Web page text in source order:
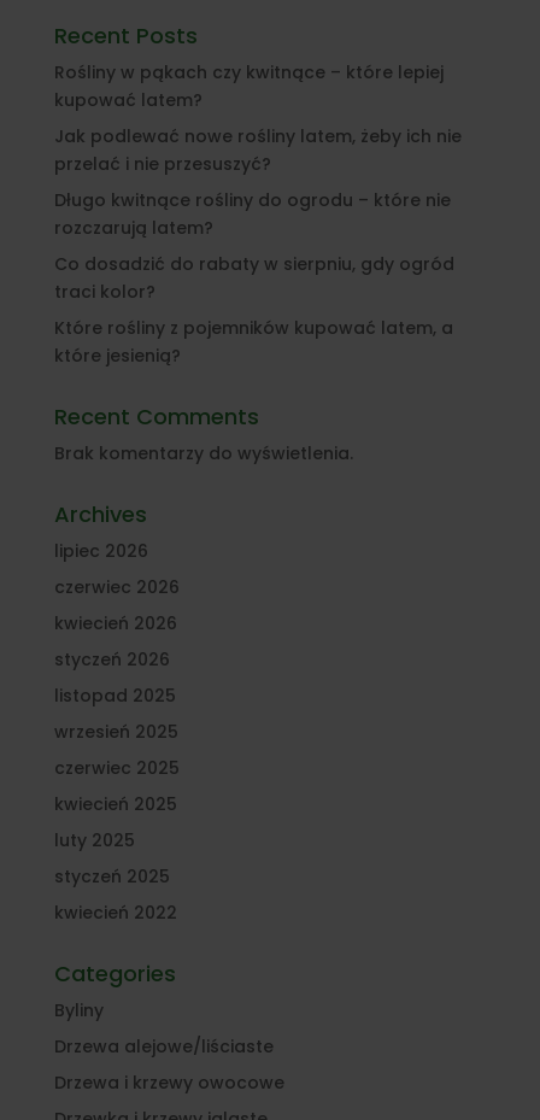
Recent Posts
Rośliny w pąkach czy kwitnące – które lepiej
kupować latem?
Jak podlewać nowe rośliny latem, żeby ich nie
przelać i nie przesuszyć?
Długo kwitnące rośliny do ogrodu – które nie
rozczarują latem?
Co dosadzić do rabaty w sierpniu, gdy ogród
traci kolor?
Które rośliny z pojemników kupować latem, a
które jesienią?
Recent Comments
Brak komentarzy do wyświetlenia.
Archives
lipiec 2026
czerwiec 2026
kwiecień 2026
styczeń 2026
listopad 2025
wrzesień 2025
czerwiec 2025
kwiecień 2025
luty 2025
styczeń 2025
kwiecień 2022
Categories
Byliny
Drzewa alejowe/liściaste
Drzewa i krzewy owocowe